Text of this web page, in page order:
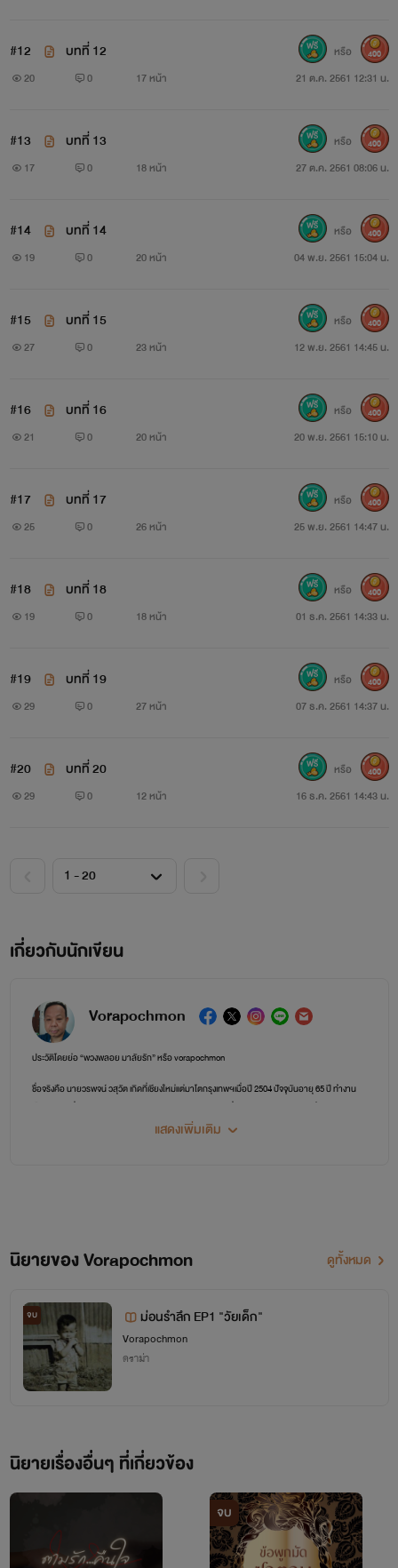
#12 บทที่ 12
20 0 17 หน้า 21 ต.ค. 2561 12:31 น.
หรือ 400
#13 บทที่ 13
17 0 18 หน้า 27 ต.ค. 2561 08:06 น.
หรือ 400
#14 บทที่ 14
19 0 20 หน้า 04 พ.ย. 2561 15:04 น.
หรือ 400
#15 บทที่ 15
27 0 23 หน้า 12 พ.ย. 2561 14:45 น.
หรือ 400
#16 บทที่ 16
21 0 20 หน้า 20 พ.ย. 2561 15:10 น.
หรือ 400
#17 บทที่ 17
25 0 26 หน้า 25 พ.ย. 2561 14:47 น.
หรือ 400
#18 บทที่ 18
19 0 18 หน้า 01 ธ.ค. 2561 14:33 น.
หรือ 400
#19 บทที่ 19
29 0 27 หน้า 07 ธ.ค. 2561 14:37 น.
หรือ 400
#20 บทที่ 20
29 0 12 หน้า 16 ธ.ค. 2561 14:43 น.
หรือ 400
เกี่ยวกับนักเขียน
Vorapochmon
ประวัติโดยย่อ “พวงพลอย มาลัยรัก” หรือ vorapochmon
ชื่อจริงคือ นายวรพจน์ วสุวัต เกิดที่เชียงใหม่แต่มาโตกรุงเทพฯเมื่อปี 2504 ปัจจุบันอายุ 65 ปี ทำงาน
เป็นเจ้าหน้าที่ฝ่ายเทคนิคด้านคอมพิวเตอร์ของบริษัทเอกชนที่รับงานการแปลเอกสารสิ่งประดิษฐ์แห่ง
หนึ่ง เริ่มหัดเขียนหนังสือตั้งแต่ตอนที่ยังเป็นวัยรุ่น
แสดงเพิ่มเติม
นิยายของ Vorapochmon ดูทั้งหมด
จบ ม่อนรำลึก EP1 "วัยเด็ก"
Vorapochmon
ดราม่า
นิยายเรื่องอื่นๆ ที่เกี่ยวข้อง
จบ